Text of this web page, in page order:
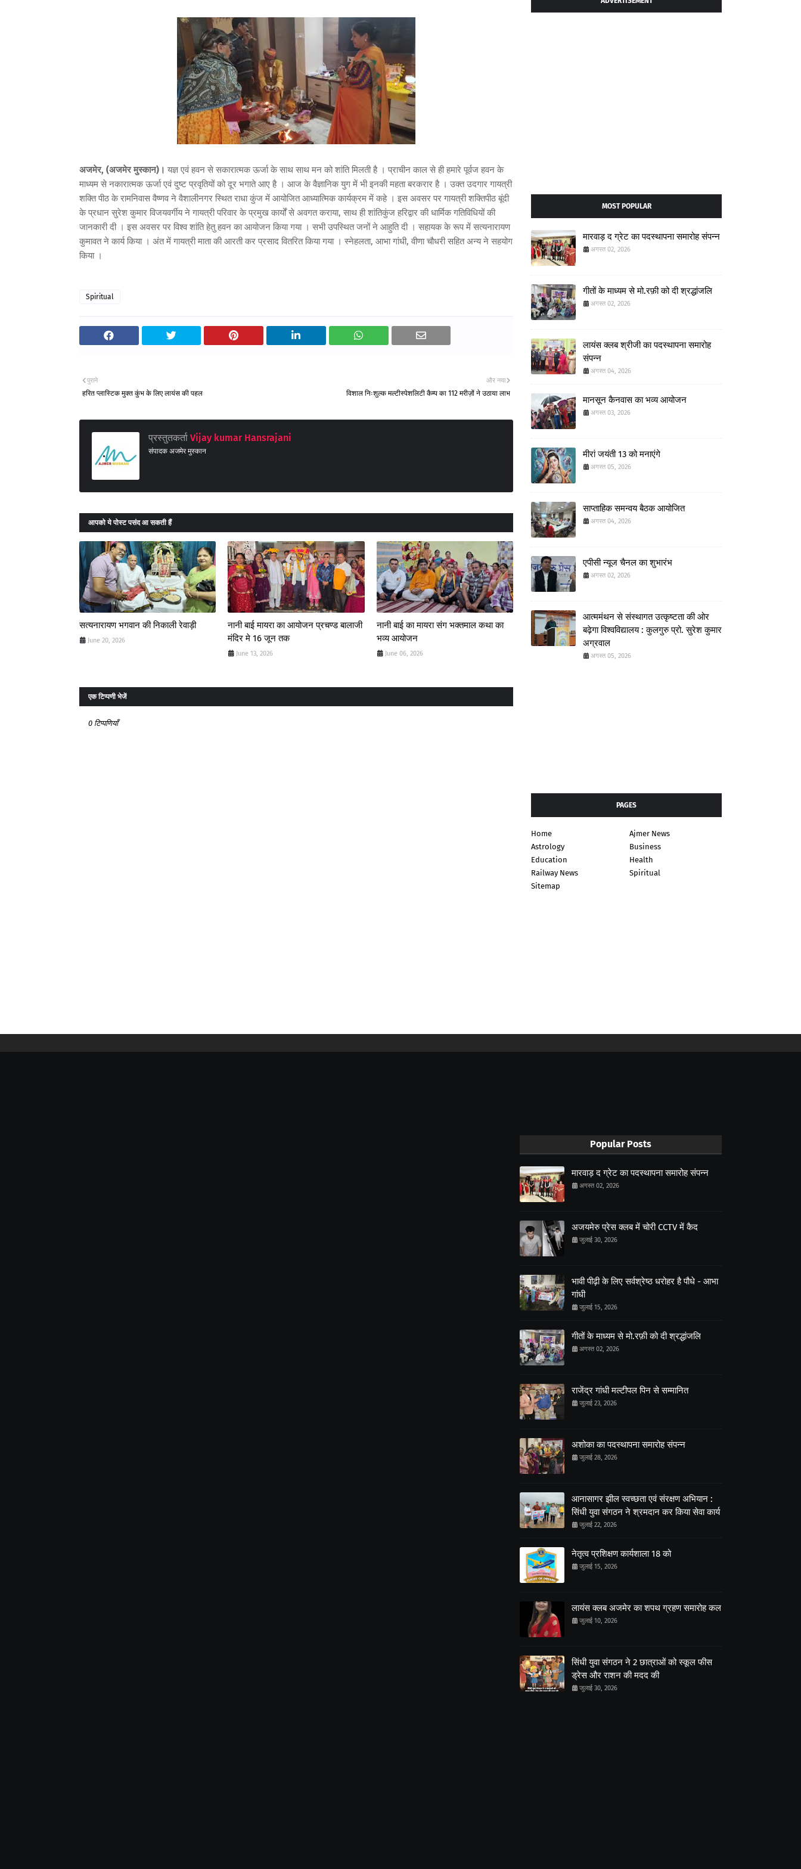
अजमेर, (अजमेर मुस्कान)। यज्ञ एवं हवन से सकारात्मक ऊर्जा के साथ साथ मन को शांति मिलती है । प्राचीन काल से ही हमारे पूर्वज हवन के
माध्यम से नकारात्मक ऊर्जा एवं दुष्ट प्रवृतियों को दूर भगाते आए है । आज के वैज्ञानिक युग में भी इनकी महता बरकरार है । उक्त उदगार गायत्री
शक्ति पीठ के रामनिवास वैष्णव ने वैशालीनगर स्थित राधा कुंज में आयोजित आध्यात्मिक कार्यक्रम में कहे । इस अवसर पर गायत्री शक्तिपीठ बूंदी
के प्रधान सुरेश कुमार विजयवर्गीय ने गायत्री परिवार के प्रमुख कार्यों से अवगत कराया, साथ ही शांतिकुंज हरिद्वार की धार्मिक गतिविधियों की
जानकारी दी । इस अवसर पर विश्व शांति हेतु हवन का आयोजन किया गया । सभी उपस्थित जनों ने आहुति दी । सहायक के रूप में सत्यनारायण
कुमावत ने कार्य किया । अंत में गायत्री माता की आरती कर प्रसाद वितरित किया गया । स्नेहलता, आभा गांधी, वीणा चौधरी सहित अन्य ने सहयोग
किया ।
Spiritual
और नया
विशाल निःशुल्क मल्टीस्पेशलिटी कैम्प का 112 मरीज़ों ने उठाया लाभ
पुराने
हरित प्लास्टिक मुक्त कुंभ के लिए लायंस की पहल
प्रस्तुतकर्ता Vijay kumar Hansrajani
संपादक अजमेर मुस्कान
आपको ये पोस्ट पसंद आ सकती हैं
सत्यनारायण भगवान की निकाली रेवाड़ी
June 20, 2026
नानी बाई मायरा का आयोजन प्रचण्ड बालाजी
मंदिर मे 16 जून तक
June 13, 2026
नानी बाई का मायरा संग भक्तमाल कथा का
भव्य आयोजन
June 06, 2026
एक टिप्पणी भेजें
0 टिप्पणियाँ
MOST POPULAR
मारवाड़ द ग्रेट का पदस्थापना समारोह संपन्न
अगस्त 02, 2026
गीतों के माध्यम से मो.रफ़ी को दी श्रद्धांजलि
अगस्त 02, 2026
लायंस क्लब श्रीजी का पदस्थापना समारोह
संपन्न
अगस्त 04, 2026
मानसून कैनवास का भव्य आयोजन
अगस्त 03, 2026
मीरां जयंती 13 को मनाएंगे
अगस्त 05, 2026
साप्ताहिक समन्वय बैठक आयोजित
अगस्त 04, 2026
एपीसी न्यूज चैनल का शुभारंभ
अगस्त 02, 2026
आत्ममंथन से संस्थागत उत्कृष्टता की ओर
बढ़ेगा विश्वविद्यालय : कुलगुरु प्रो. सुरेश कुमार
अग्रवाल
अगस्त 05, 2026
PAGES
Home
Ajmer News
Astrology
Business
Education
Health
Railway News
Spiritual
Sitemap
Popular Posts
मारवाड़ द ग्रेट का पदस्थापना समारोह संपन्न
अगस्त 02, 2026
अजयमेरु प्रेस क्लब में चोरी CCTV में कैद
जुलाई 30, 2026
भावी पीढ़ी के लिए सर्वश्रेष्ठ धरोहर है पौधे - आभा
गांधी
जुलाई 15, 2026
गीतों के माध्यम से मो.रफ़ी को दी श्रद्धांजलि
अगस्त 02, 2026
राजेंद्र गांधी मल्टीपल पिन से सम्मानित
जुलाई 23, 2026
अशोका का पदस्थापना समारोह संपन्न
जुलाई 28, 2026
आनासागर झील स्वच्छता एवं संरक्षण अभियान :
सिंधी युवा संगठन ने श्रमदान कर किया सेवा कार्य
जुलाई 22, 2026
नेतृत्व प्रशिक्षण कार्यशाला 18 को
जुलाई 15, 2026
लायंस क्लब अजमेर का शपथ ग्रहण समारोह कल
जुलाई 10, 2026
सिंधी युवा संगठन ने 2 छात्राओं को स्कूल फीस
ड्रेस और राशन की मदद की
जुलाई 30, 2026